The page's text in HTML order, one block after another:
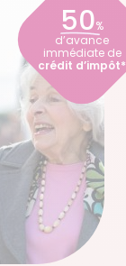
50%
d’avance
immédiate de
crédit d’impôt*